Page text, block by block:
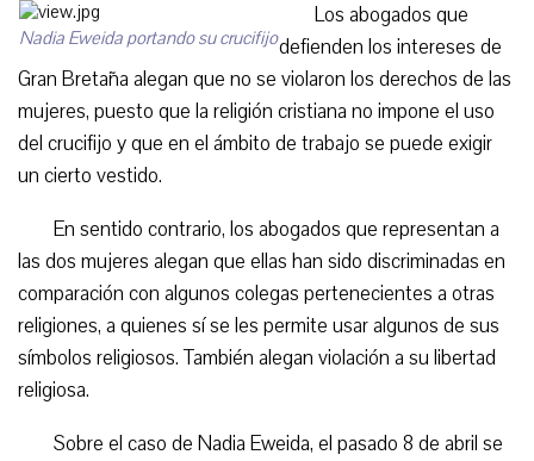
Nadia Eweida portando su crucifijo
Los abogados que
defienden los intereses de
Gran Bretaña alegan que no se violaron los derechos de las
mujeres, puesto que la religión cristiana no impone el uso
del crucifijo y que en el ámbito de trabajo se puede exigir
un cierto vestido.
En sentido contrario, los abogados que representan a
las dos mujeres alegan que ellas han sido discriminadas en
comparación con algunos colegas pertenecientes a otras
religiones, a quienes sí se les permite usar algunos de sus
símbolos religiosos. También alegan violación a su libertad
religiosa.
Sobre el caso de Nadia Eweida, el pasado 8 de abril se